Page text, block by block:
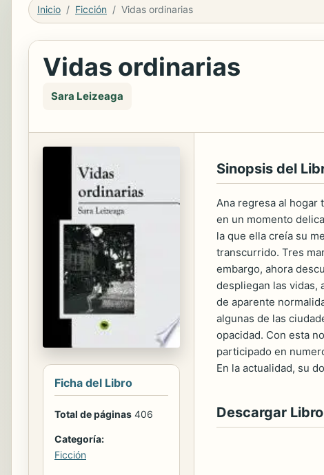
Inicio Ficción Vidas ordinarias
Vidas ordinarias
Sara Leizeaga
Ficha del Libro
Total de páginas 406
Categoría:
Ficción
Sinopsis del
Ana regresa al hogar
en un momento
la que ella creía su
transcurrido. Tres
embargo, ahora
despliegan las vidas,
de aparente
algunas de las
opacidad. Con esta
participado en
En la actualidad, su
Descargar Libro